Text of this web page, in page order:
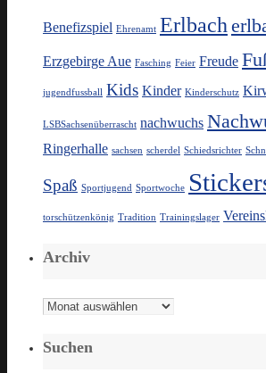
Benefizspiel Ehrenamt Erlbach
Erzgebirge Aue Fasching Feier Freude
jugendfussball Kids Kinder Kinderschutz
LSBSachsenüberrascht nachwuchs
Ringerhalle sachsen scherdel Schiedsrichter
Spaß Sportjugend Sportwoche
torschützenkönig Tradition Trainingslager
Archiv
Archiv
Suchen